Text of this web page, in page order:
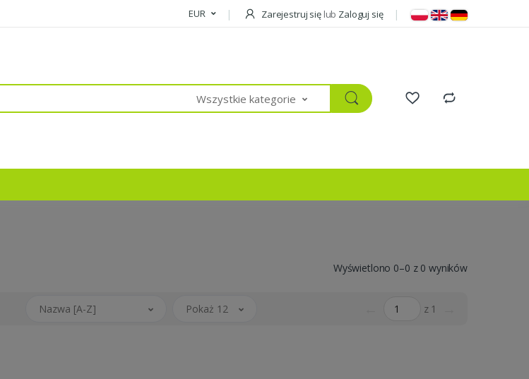
EUR Zarejestruj się lub Zaloguj się
Wszystkie kategorie
Wyświetlono 0–0 z 0 wyników
Nazwa [A-Z] Pokaż 12 z 1